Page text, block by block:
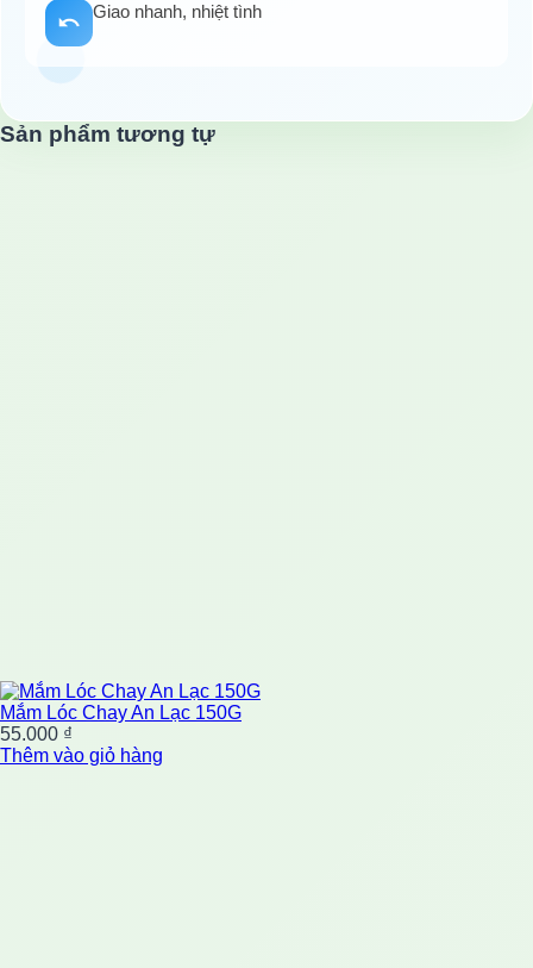
Giao nhanh, nhiệt tình
Sản phẩm tương tự
Mắm Lóc Chay An Lạc 150G
55.000 ₫
Thêm vào giỏ hàng